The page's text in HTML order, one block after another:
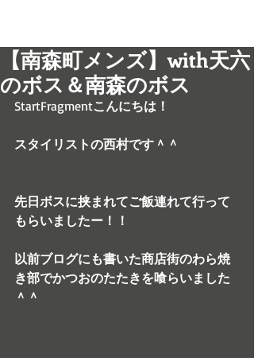
【南森町メンズ】with天六
のボス＆南森のボス
StartFragmentこんにちは！
スタイリストの西村です＾＾
先日ボスに挟まれてご飯連れて行って
もらいましたー！！
以前ブログにも書いた商店街のわら焼
き部でかつおのたたきを喰らいました
＾＾